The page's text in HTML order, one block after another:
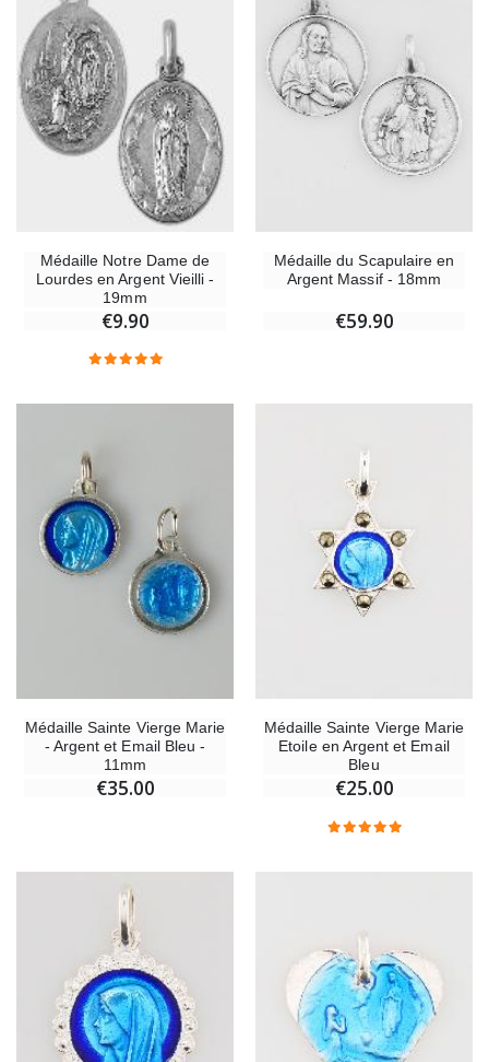
Médaille Notre Dame de
Lourdes en Argent Vieilli -
19mm
€9.90
Médaille du Scapulaire en
Argent Massif - 18mm
€59.90
Médaille Sainte Vierge Marie
- Argent et Email Bleu -
11mm
€35.00
Médaille Sainte Vierge Marie
Etoile en Argent et Email
Bleu
€25.00